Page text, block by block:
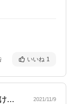
いいね 1
とても美味です！生ウニを醤油につけて食… 2021/11/9